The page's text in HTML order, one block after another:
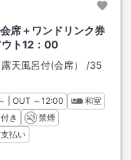
席＋ワンドリンク券
ト12：00
風呂付(会席） /35
イン
| OUT チェックアウト
～12:00
和室
き
禁煙
払い